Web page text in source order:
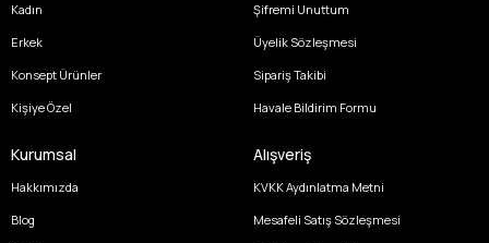
Kadın
Erkek
Konsept Ürünler
Kişiye Özel
Şifremi Unuttum
Üyelik Sözleşmesi
Sipariş Takibi
Havale Bildirim Formu
Kurumsal
Hakkımızda
Blog
Alışveriş
KVKK Aydınlatma Metni
Mesafeli Satış Sözleşmesi